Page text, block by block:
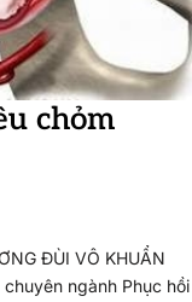
chỏm
ĐÙI VÔ KHUẨN
ngành Phục hồi